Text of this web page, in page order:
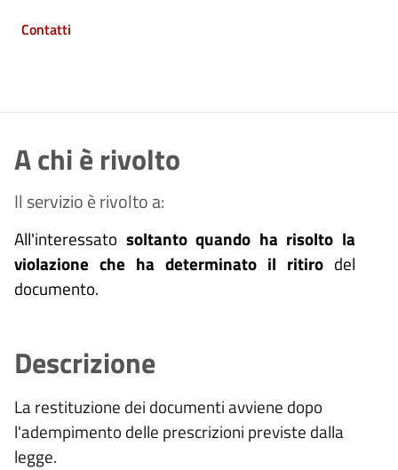
Contatti
A chi è rivolto
Il servizio è rivolto a:
All'interessato soltanto quando ha risolto la
violazione che ha determinato il ritiro del
documento.
Descrizione
La restituzione dei documenti avviene dopo
l'adempimento delle prescrizioni previste dalla
legge.